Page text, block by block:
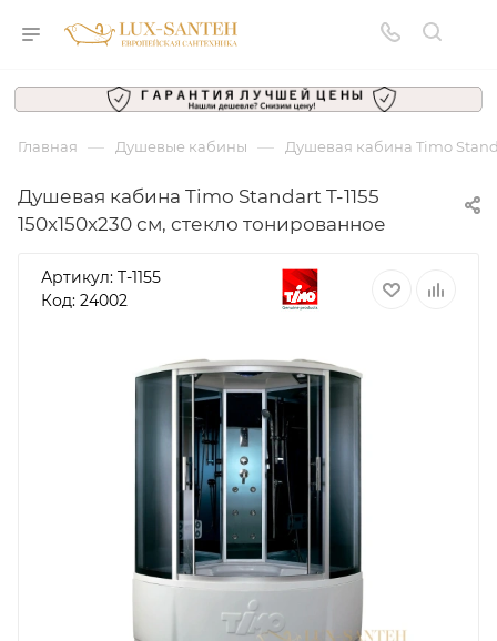
Главная — Душевые кабины — Душевая кабина Timo
Душевая кабина Timo Standart T-1155
150x150x230 см, стекло тонированное
Артикул: T-1155
Код: 24002